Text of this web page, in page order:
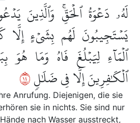
لَهُۥ دَعۡوَةُ ٱلۡحَقِّۚ وَٱلَّذِينَ
يَسۡتَجِيبُونَ لَهُم بِشَيۡءٍ
ٱلۡمَآءِ لِيَبۡلُغَ فَاهُ وَمَا هُوَ
ٱلۡكَٰفِرِينَ إِلَّا فِي ضَلَٰلٖ٤١
Anrufung. Diejenigen, die sie
sie in nichts. Sie sind nur
nach Wasser ausstreckt,